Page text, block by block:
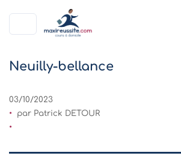
Neuilly-bellance
03/10/2023
par Patrick DETOUR